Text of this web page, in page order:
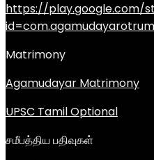
https://play.google.com/
Matrimony
Agamudayar Matrimony
UPSC Tamil Optional
சமீபத்திய பதிவுகள்